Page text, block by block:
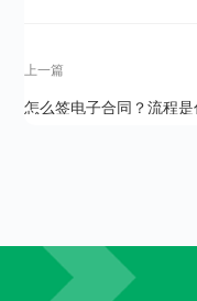
上一篇
怎么签电子合同？流程是